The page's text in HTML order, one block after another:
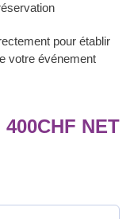
pour établir
votre événement
400CHF NET